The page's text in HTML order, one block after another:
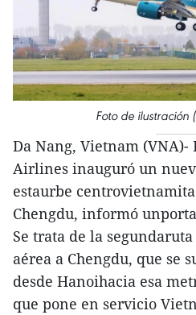
Foto de ilustración
Da Nang, Vietnam
Airlines inauguró un
estaurbe
Chengdu, informó
Se trata de la
aérea a Chengdu, que se
desde Hanoihacia esa
que pone en servicio